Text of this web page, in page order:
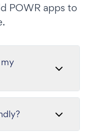
POWR apps to